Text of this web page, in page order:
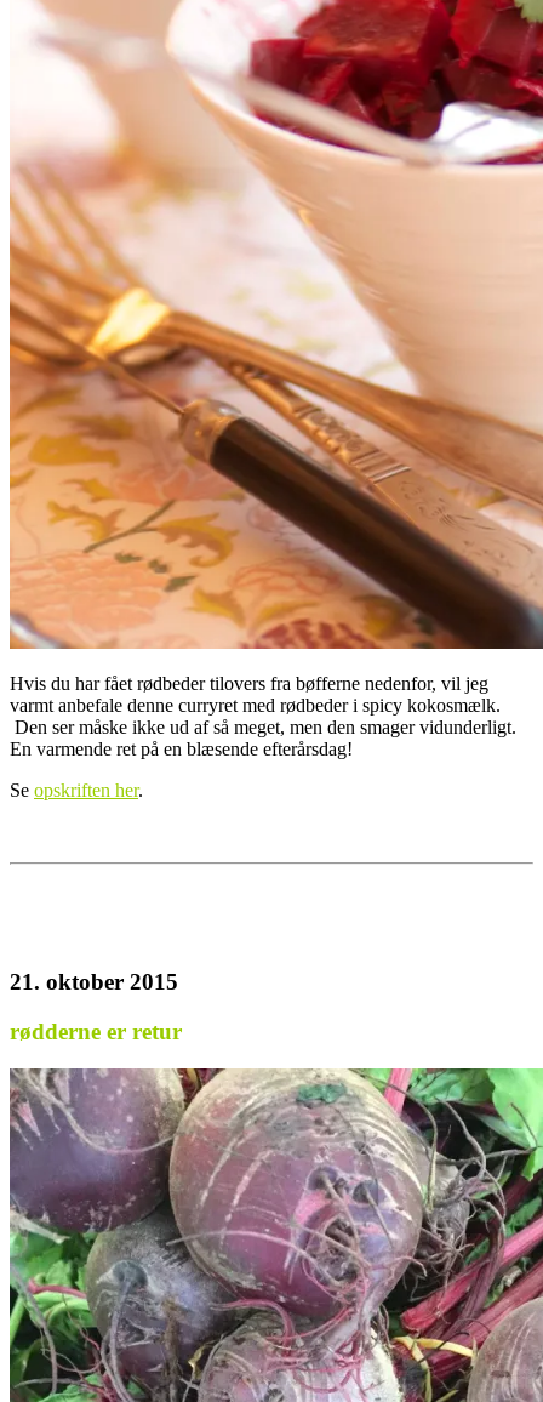
Hvis du har fået rødbeder tilovers fra bøfferne nedenfor, vil jeg
varmt anbefale denne curryret med rødbeder i spicy kokosmælk.
Den ser måske ikke ud af så meget, men den smager vidunderligt.
En varmende ret på en blæsende efterårsdag!
Se opskriften her.
21. oktober 2015
rødderne er retur